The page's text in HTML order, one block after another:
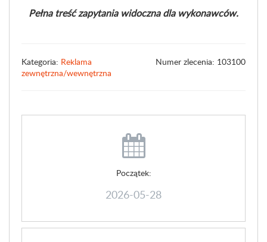
Pełna treść zapytania widoczna dla wykonawców.
Kategoria: Reklama
zewnętrzna/wewnętrzna
Numer zlecenia: 103100
Początek:
2026-05-28